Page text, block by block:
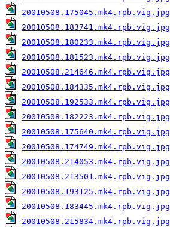
20010508.175045.mk4.rpb.vig.jpg
20010508.183741.mk4.rpb.vig.jpg
20010508.180233.mk4.rpb.vig.jpg
20010508.181523.mk4.rpb.vig.jpg
20010508.214646.mk4.rpb.vig.jpg
20010508.184335.mk4.rpb.vig.jpg
20010508.192533.mk4.rpb.vig.jpg
20010508.182223.mk4.rpb.vig.jpg
20010508.175640.mk4.rpb.vig.jpg
20010508.174749.mk4.rpb.vig.jpg
20010508.214053.mk4.rpb.vig.jpg
20010508.213501.mk4.rpb.vig.jpg
20010508.193125.mk4.rpb.vig.jpg
20010508.183445.mk4.rpb.vig.jpg
20010508.215834.mk4.rpb.vig.jpg